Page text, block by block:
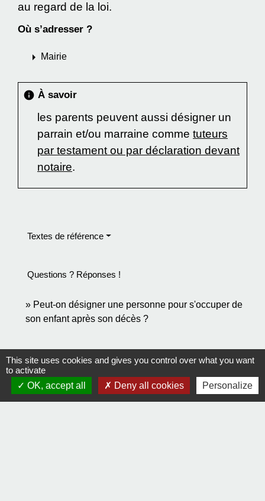
au regard de la loi.
Où s’adresser ?
arrow_right Mairie
info À savoir
les parents peuvent aussi désigner un
parrain et/ou marraine comme tuteurs
par testament ou par déclaration devant
notaire.
Textes de référence
Questions ? Réponses !
Peut-on désigner une personne pour s'occuper de
son enfant après son décès ?
Signaler une erreur sur cette page
This site uses cookies and gives you control over what you want
to activate
OK, accept all
Deny all cookies Personalize